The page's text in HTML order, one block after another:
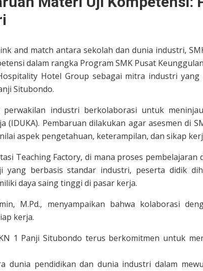
and match antara sekolah dan dunia industri,
dalam rangka Program SMK Pusat
Hotel Group sebagai mitra industri
Situbondo.
industri berkolaborasi untuk
Pembaruan dilakukan agar asesmen di
aspek pengetahuan, keterampilan, dan sikap
Teaching Factory, di mana proses
berbasis standar industri, peserta didik
daya saing tinggi di pasar kerja.
M.Pd., menyampaikan bahwa kolaborasi
kerja.
1 Panji Situbondo terus berkomitmen untuk
pendidikan dan dunia industri dalam